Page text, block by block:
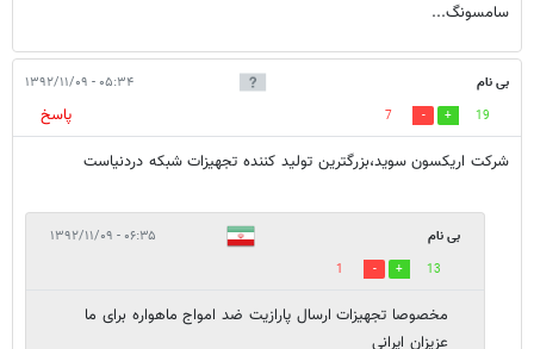
سامسونگ...
بی نام ۰۵:۳۴ - ۱۳۹۲/۱۱/۰۹
19
7
پاسخ
شرکت اریکسون سوید،بزرگترین تولید کننده تجهیزات شبکه دردنیاست
بی نام ۰۶:۳۵ - ۱۳۹۲/۱۱/۰۹
13
1
مخصوصا تجهیزات ارسال پارازیت ضد امواج ماهواره برای ما
عزیزان ایرانی